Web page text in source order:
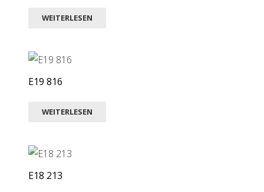
WEITERLESEN
E19 816
WEITERLESEN
E18 213